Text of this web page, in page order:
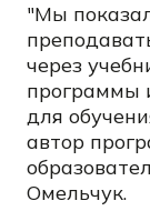
"Мы
через
программы
для
автор
Омельчук.